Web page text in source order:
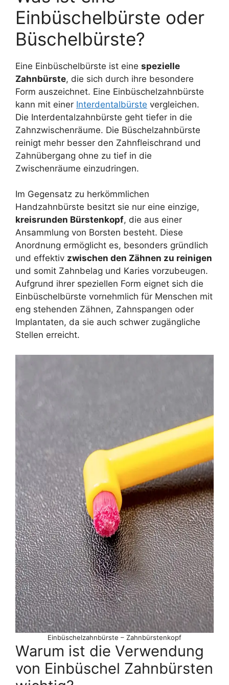
Einbüschelbürste oder
Büschelbürste?
Eine Einbüschelbürste ist eine spezielle
Zahnbürste, die sich durch ihre besondere
Form auszeichnet. Eine Einbüschelzahnbürste
kann mit einer Interdentalbürste vergleichen.
Die Interdentalzahnbürste geht tiefer in die
Zahnzwischenräume. Die Büschelzahnbürste
reinigt mehr besser den Zahnfleischrand und
Zahnübergang ohne zu tief in die
Zwischenräume einzudringen.
Im Gegensatz zu herkömmlichen
Handzahnbürste besitzt sie nur eine einzige,
kreisrunden Bürstenkopf, die aus einer
Ansammlung von Borsten besteht. Diese
Anordnung ermöglicht es, besonders gründlich
und effektiv zwischen den Zähnen zu reinigen
und somit Zahnbelag und Karies vorzubeugen.
Aufgrund ihrer speziellen Form eignet sich die
Einbüschelbürste vornehmlich für Menschen mit
eng stehenden Zähnen, Zahnspangen oder
Implantaten, da sie auch schwer zugängliche
Stellen erreicht.
Einbüschelzahnbürste – Zahnbürstenkopf
Warum ist die Verwendung
von Einbüschel Zahnbürsten